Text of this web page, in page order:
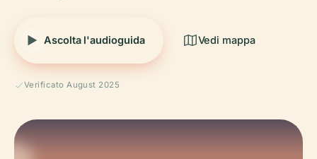
Ascolta l'audioguida Vedi mappa
Verificato August 2025